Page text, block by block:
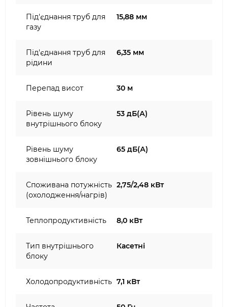
Під'єднання труб для
газу
15,88 мм
Під'єднання труб для
рідини
6,35 мм
Перепад висот 30 м
Рівень шуму
внутрішнього блоку
53 дБ(А)
Рівень шуму
зовнішнього блоку
65 дБ(А)
Споживана потужність
(охолодження/нагрів)
2,75/2,48 кВт
Теплопродуктивність 8,0 кВт
Тип внутрішнього
блоку
Касетні
Холодопродуктивність 7,1 кВт